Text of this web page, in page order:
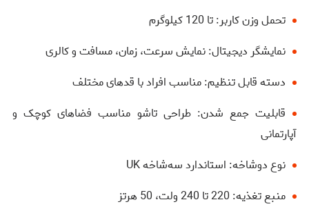
تحمل وزن کاربر: تا 120 کیلوگرم
نمایشگر دیجیتال: نمایش سرعت، زمان، مسافت و کالری
دسته قابل تنظیم: مناسب افراد با قدهای مختلف
قابلیت جمع شدن: طراحی تاشو مناسب فضاهای کوچک و
آپارتمانی
نوع دوشاخه: استاندارد سه‌شاخه UK
منبع تغذیه: 220 تا 240 ولت، 50 هرتز